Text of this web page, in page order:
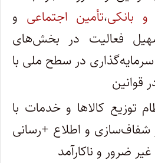
و بانکی،تأمین اجتماعی و
فعالیت در بخش‌های
در سطح ملی با
قوانین
توزیع کالاها و خدمات با
شفاف‌سازی و اطلاع +رسانی
ضرور و ناکارآمد